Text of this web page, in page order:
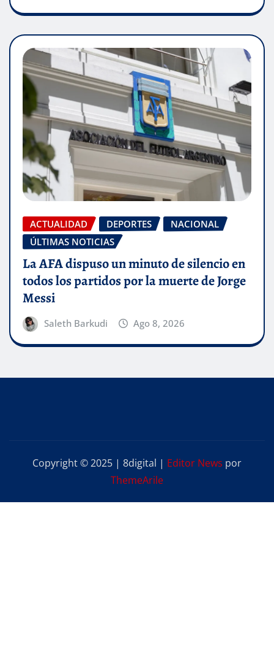
ACTUALIDAD DEPORTES
NACIONAL
ÚLTIMAS NOTICIAS
La AFA dispuso un minuto de silencio en
todos los partidos por la muerte de Jorge
Messi
Saleth Barkudi Ago 8, 2026
Copyright © 2025 | 8digital | Editor News por
ThemeArile